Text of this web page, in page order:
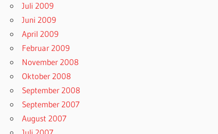
Juli 2009
Juni 2009
April 2009
Februar 2009
November 2008
Oktober 2008
September 2008
September 2007
August 2007